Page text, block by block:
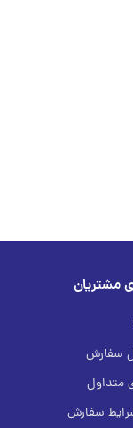
مشتریان
سفارش
متداول
سفارش